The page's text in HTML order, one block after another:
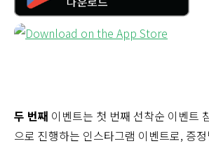
두 번째 이벤트는 첫 번째 선착순 이벤트
으로 진행하는 인스타그램 이벤트로, 증